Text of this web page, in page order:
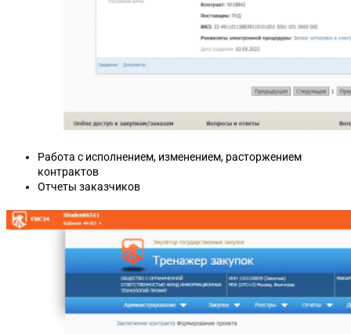
Работа с исполнением, изменением, расторжением
контрактов
Отчеты заказчиков